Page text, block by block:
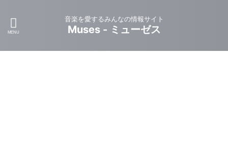
音楽を愛するみんなの情報サイト
Muses - ミューゼス